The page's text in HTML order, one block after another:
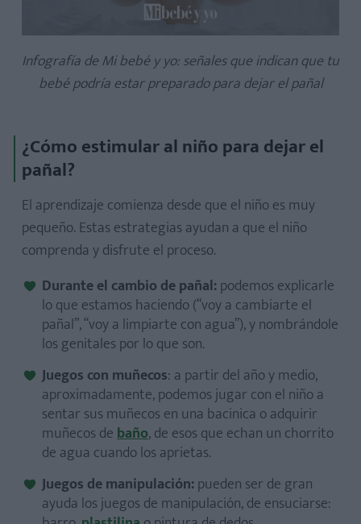
Infografía de Mi bebé y yo: señales que indican que tu
bebé podría estar preparado para dejar el pañal
¿Cómo estimular al niño para dejar el
pañal?
El aprendizaje comienza desde que el niño es muy
pequeño. Estas estrategias ayudan a que el niño
comprenda y disfrute el proceso.
Durante el cambio de pañal:podemos explicarle
lo que estamos haciendo (“voy a cambiarte el
pañal”, “voy a limpiarte con agua”), y nombrándole
los genitales por lo que son.
Juegos con muñecos: a partir del año y medio,
aproximadamente, podemos jugar con el niño a
sentar sus muñecos en una bacinica o adquirir
muñecos debaño, de esos que echan un chorrito
de agua cuando los aprietas.
Juegos de manipulación:pueden ser de gran
ayuda los juegos de manipulación, de ensuciarse: